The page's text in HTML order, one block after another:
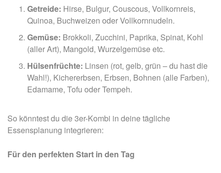
Getreide: Hirse, Bulgur, Couscous, Vollkornreis,
Quinoa, Buchweizen oder Vollkornnudeln.
Gemüse: Brokkoli, Zucchini, Paprika, Spinat, Kohl
(aller Art), Mangold, Wurzelgemüse etc.
Hülsenfrüchte: Linsen (rot, gelb, grün – du hast die
Wahl!), Kichererbsen, Erbsen, Bohnen (alle Farben),
Edamame, Tofu oder Tempeh.
So könntest du die 3er-Kombi in deine tägliche
Essensplanung integrieren:
Für den perfekten Start in den Tag